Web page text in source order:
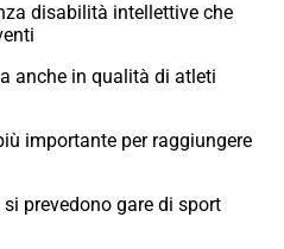
disabilità intellettive che
anche in qualità di atleti
importante per raggiungere
prevedono gare di sport